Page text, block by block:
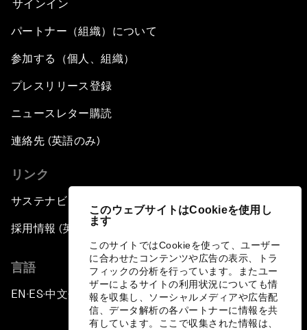
このウェブサイトはCookieを使用し
ます
このサイトではCookieを使って、ユーザー
に合わせたコンテンツや広告の表示、トラ
フィックの分析を行っています。またユー
ザーによるサイトの利用状況についても情
報を収集し、ソーシャルメディアや広告配
信、データ解析の各パートナーに情報を共
有しています。ここで収集された情報は、
サインイン
パートナー（組織）について
参加する（個人、組織）
プレスリリース登録
ニュースレター購読
連絡先 (英語のみ)
リンク
サステナビリティへの取り組み
採用情報 (英語のみ)
言語
EN ▪ES▪中文▪ 日本語